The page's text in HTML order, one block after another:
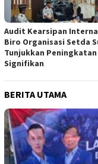
Audit Kearsipan
Biro Organisasi Setda
Tunjukkan Peningkatan
Signifikan
BERITA UTAMA